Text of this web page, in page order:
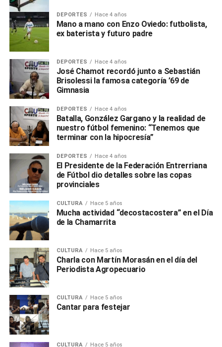
DEPORTES Hace 4 años
Mano a mano con Enzo Oviedo: futbolista,
ex baterista y futuro padre
DEPORTES Hace 4 años
José Chamot recordó junto a Sebastián
Brisolessi la famosa categoría ’69 de
Gimnasia
DEPORTES Hace 4 años
Batalla, González Gargano y la realidad de
nuestro fútbol femenino: “Tenemos que
terminar con la hipocresía”
DEPORTES Hace 4 años
El Presidente de la Federación Entrerriana
de Fútbol dio detalles sobre las copas
provinciales
CULTURA Hace 5 años
Mucha actividad “decostacostera” en el Día
de la Chamarrita
CULTURA Hace 5 años
Charla con Martín Morasán en el día del
Periodista Agropecuario
CULTURA Hace 5 años
Cantar para festejar
CULTURA Hace 5 años